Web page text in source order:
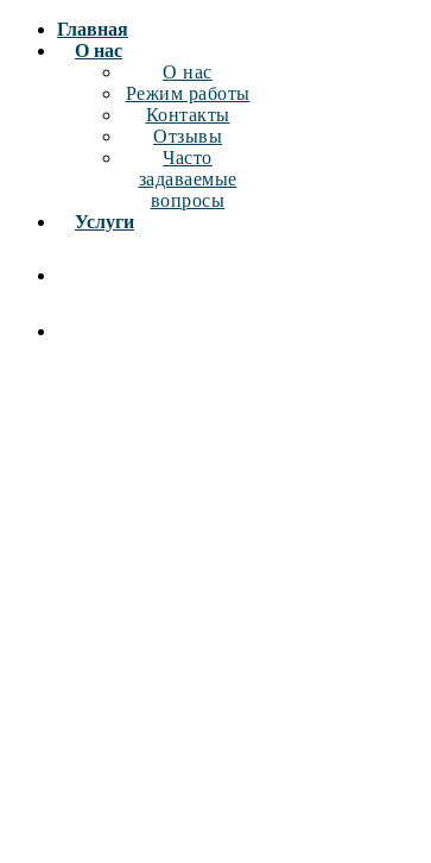
Главная
О нас
О нас
Режим работы
Контакты
Отзывы
Часто
задаваемые
вопросы
Услуги